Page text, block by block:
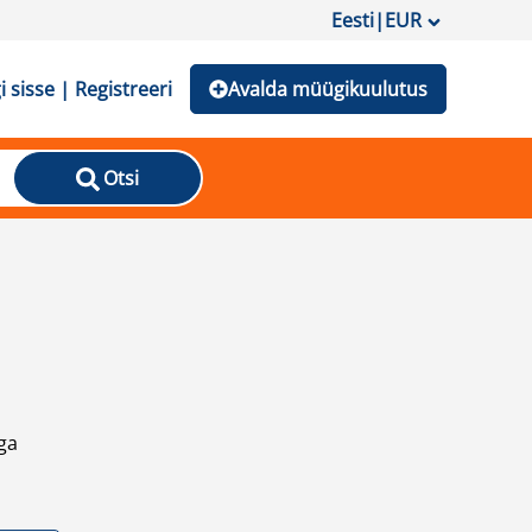
Eesti|EUR
sisse | Registreeri Avalda müügikuulutus
Otsi